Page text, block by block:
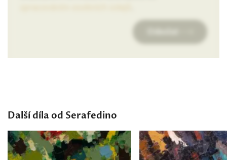
Další díla od Serafedino